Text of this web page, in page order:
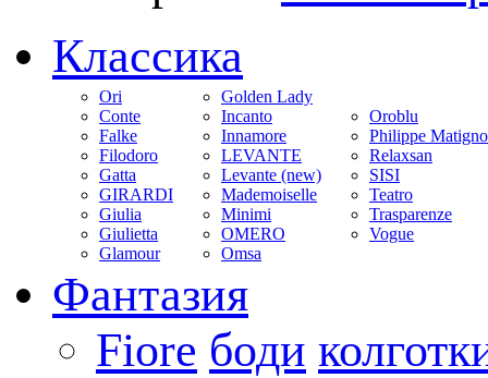
Классика
Ori
Conte
Falke
Filodoro
Gatta
GIRARDI
Giulia
Giulietta
Glamour
Golden Lady
Incanto
Innamore
LEVANTE
Levante (new)
Mademoiselle
Minimi
OMERO
Omsa
Oroblu
Philippe
Relaxsan
SISI
Teatro
Trasparenze
Vogue
Фантазия
Fiore боди